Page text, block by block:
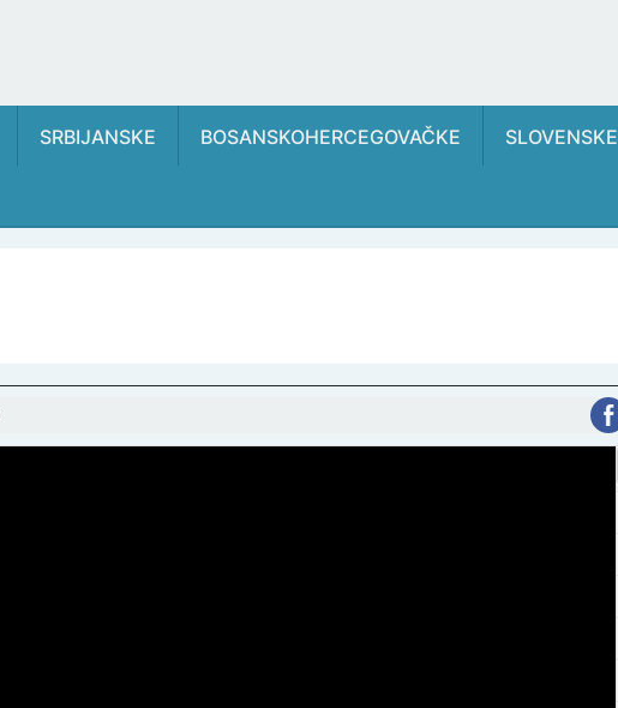
SRBIJANSKE BOSANSKOHERCEGOVAČKE SLOVENSKE